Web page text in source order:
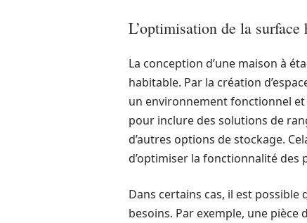
L’optimisation de la surface
La conception d’une maison à
habitable. Par la création
un environnement fonctionnel et
pour inclure des solutions de
d’autres options de stockage.
d’optimiser la fonctionnalité des
Dans certains cas, il est
besoins. Par exemple, une